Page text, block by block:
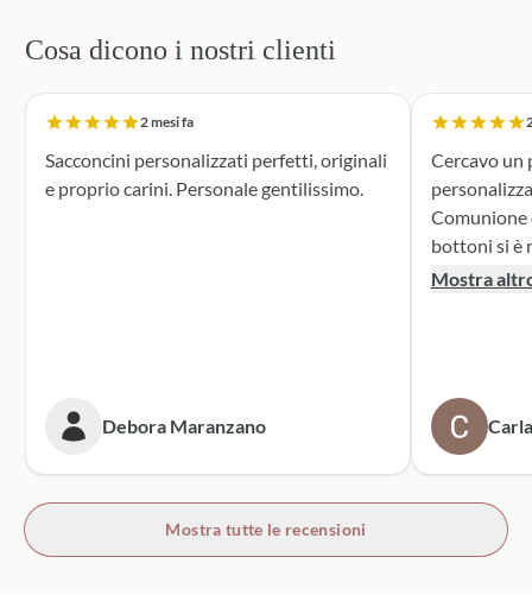
Cosa dicono i nostri clienti
2 mesi fa
Sacconcini personalizzati perfetti, originali
e proprio carini. Personale gentilissimo.
Debora Maranzano
Cercavo
Comunione di
bottoni si è
supporto
prossime
bottoni!
Mostra
Mostra tutte le recensioni